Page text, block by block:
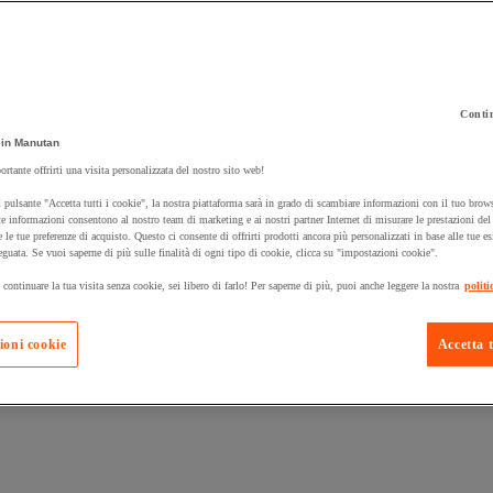
un prodotto:
Manutan Expert
Prodotti in
Manutan
offrirti una visita personalizzata del nostro sito web!
pulsante "Accetta tutti i cookie", la nostra piattaforma sarà in grado di scambiare informazioni con il tuo
informazioni consentono al nostro team di marketing e ai nostri partner Internet di misurare le prestazioni
le tue preferenze di acquisto. Questo ci consente di offrirti prodotti ancora più personalizzati in base alle tue
Se vuoi saperne di più sulle finalità di ogni tipo di cookie, clicca su "impostazioni cookie".
la tua visita senza cookie, sei libero di farlo! Per saperne di più, puoi anche leggere la nostra
Accetta
cookie